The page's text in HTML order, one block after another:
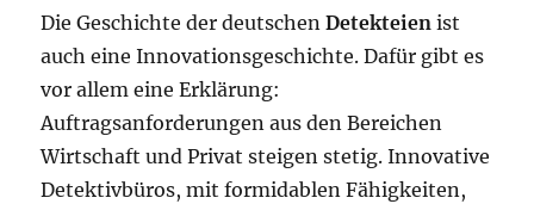
Die Geschichte der deutschenDetekteien ist
auch eine Innovationsgeschichte. Dafür gibt es
vor allem eine Erklärung:
Auftragsanforderungen aus den Bereichen
Wirtschaft und Privat steigen stetig. Innovative
Detektivbüros, mit formidablen Fähigkeiten,